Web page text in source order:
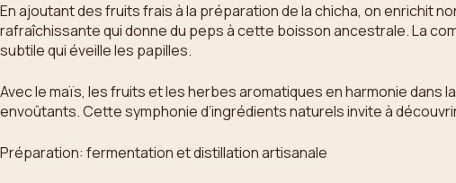
En ajoutant des fruits frais à la préparation de la chicha, on enrichit
rafraîchissante qui donne du peps à cette boisson ancestrale. La
subtile qui éveille les papilles.
Avec le maïs, les fruits et les herbes aromatiques en harmonie
envoûtants. Cette symphonie d’ingrédients naturels invite à
Préparation: fermentation et distillation artisanale